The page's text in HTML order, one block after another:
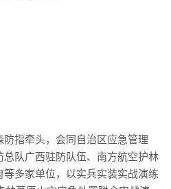
指牵头，会同自治区应急管理
队广西驻防队伍、南方航空护林
多家单位，以实兵实装实战演练